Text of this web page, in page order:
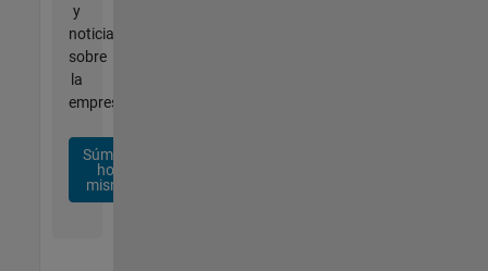
y
noticias
sobre
la
empresa.
Súmese
hoy
mismo